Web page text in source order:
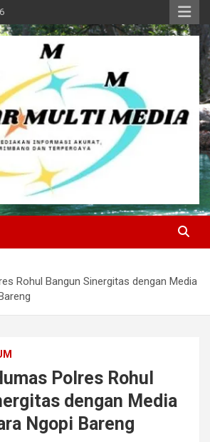
Media
Rohul Bangun Sinergitas dengan Media
Polres Rohul
dengan Media
Ngopi Bareng